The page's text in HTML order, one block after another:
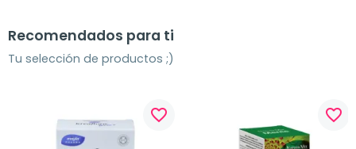
Recomendados para ti
Tu selección de productos ;)
favorite_border favorite_border